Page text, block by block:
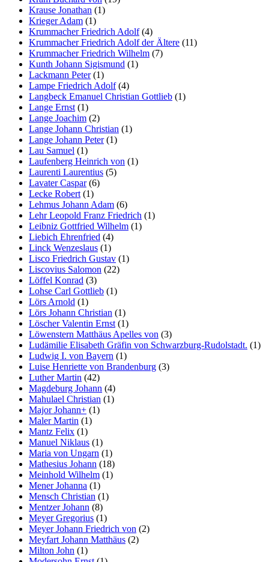
Krause Jonathan (1)
Krieger Adam (1)
Krummacher Friedrich Adolf(4)
Krummacher Friedrich Adolf der Ältere (11)
Krummacher Friedrich Wilhelm (7)
Kunth Johann Sigismund (1)
Lackmann Peter(1)
Lampe Friedrich Adolf(4)
Langbeck Emanuel Christian Gottlieb (1)
Lange Ernst (1)
Lange Joachim (2)
Lange Johann Christian (1)
Lange Johann Peter(1)
Lau Samuel (1)
Laufenberg Heinrich von (1)
Laurenti Laurentius (5)
Lavater Caspar(6)
Lecke Robert (1)
Lehmus Johann Adam (6)
Lehr Leopold Franz Friedrich (1)
Leibniz Gottfried Wilhelm (1)
Liebich Ehrenfried (4)
Linck Wenzeslaus (1)
Lisco Friedrich Gustav (1)
Liscovius Salomon (22)
Löffel Konrad (3)
Lohse Carl Gottlieb (1)
Lörs Arnold (1)
Lörs Johann Christian (1)
Löscher Valentin Ernst (1)
Löwenstern Matthäus Apelles von (3)
Ludämilie Elisabeth Gräfin von Schwarzburg-Rudolstadt. (1)
Ludwig I. von Bayern (1)
Luise Henriette von Brandenburg (3)
Luther Martin (42)
Magdeburg Johann (4)
Mahulael Christian (1)
Major Johann+ (1)
Maler Martin (1)
Mantz Felix (1)
Manuel Niklaus (1)
Maria von Ungarn (1)
Mathesius Johann (18)
Meinhold Wilhelm (1)
Mener Johanna (1)
Mensch Christian (1)
Mentzer Johann (8)
Meyer Gregorius (1)
Meyer Johann Friedrich von (2)
Meyfart Johann Matthäus (2)
Milton John (1)